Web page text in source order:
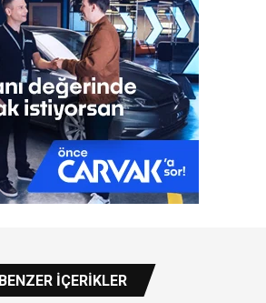
BENZER İÇERIKLER